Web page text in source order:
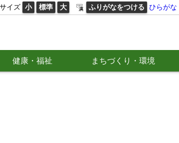
イズ 小 標準 大 ふりがなをつける ひらがな
健康・福祉 まちづくり・環境